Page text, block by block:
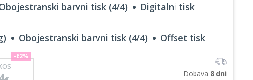
Obojestranski barvni tisk (4/4) Digitalni tisk
Obojestranski barvni tisk (4/4) Offset tisk
-62%
Dobava 8 dni